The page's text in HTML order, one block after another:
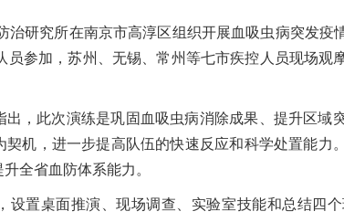
治研究所在南京市高淳区组织开展血吸虫病突发疫
员参加，苏州、无锡、常州等七市疾控人员现场观
出，此次演练是巩固血吸虫病消除成果、提升区域
机，进一步提高队伍的快速反应和科学处置能力
全省血防体系能力。
设置桌面推演、现场调查、实验室技能和总结四